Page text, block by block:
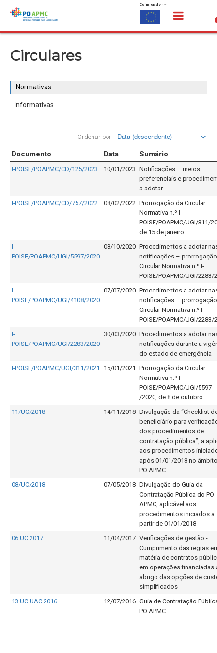
Saltar para o conteúdo
Cofinanciado por:
Circulares
Normativas
Informativas
Ordenar por
Documento Data Sumário
I-POISE/POAPMC/CD/125/2023 10/01/2023 Notificações – meios
preferenciais e
a adotar
I-POISE/POAPMC/CD/757/2022
08/02/2022 Prorrogação da Circular
Normativa n.º I-
POISE/POAPMC/UGI/311/
de 15 de janeiro
I-
POISE/POAPMC/UGI/5597/2020
08/10/2020 Procedimentos a adotar
notificações –
Circular Normativa n.º I-
POISE/POAPMC/UGI/2283/
I-
POISE/POAPMC/UGI/4108/2020
07/07/2020 Procedimentos a adotar
notificações –
Circular Normativa n.º I-
POISE/POAPMC/UGI/2283/
I-
POISE/POAPMC/UGI/2283/2020
30/03/2020 Procedimentos a adotar
notificações durante a
do estado de emergência
I-POISE/POAPMC/UGI/311/2021
15/01/2021
Prorrogação da Circular
Normativa n.º I-
POISE/POAPMC/UGI/5597
/2020, de 8 de outubro
11/UC/2018
14/11/2018 Divulgação da “Checklist
beneficiário para
dos procedimentos de
contratação pública”, a
aos procedimentos
após 01/01/2018 no
PO APMC
08/UC/2018
07/05/2018 Divulgação do Guia da
Contratação Pública do PO
APMC, aplicável aos
procedimentos iniciados a
partir de 01/01/2018
06.UC.2017
11/04/2017 Verificações de gestão -
Cumprimento das regras
matéria de contratos
em operações financiadas
abrigo das opções de
simplificados
13.UC.UAC.2016
12/07/2016 Guia de Contratação
PO APMC